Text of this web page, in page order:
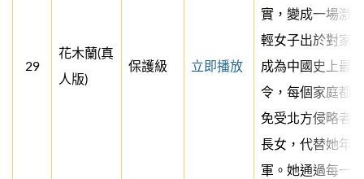
29
花木蘭(真
人版)
保護級 立即播放
實，變成一場激
輕女子出於對家
成為中國史上最
令，每個家庭都
免受北方侵略者
長女，代替她年
軍。她通過每一